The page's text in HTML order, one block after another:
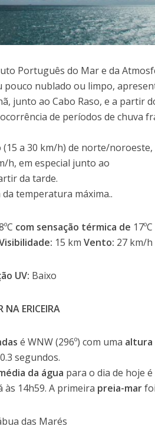
Português do Mar e da
pouco nublado ou limpo,
junto ao Cabo Raso, e a partir
de períodos de chuva
a 30 km/h) de norte/
h, em especial junto ao
da tarde.
da temperatura máxima..
com sensação térmica de 17ºC
15 kmVento: 27 km/h
UV: Baixo
NA ERICEIRA
é WNW (296º) com uma
segundos.
da água para o dia de hoje é
às 14h59. A primeira preia-mar
das Marés